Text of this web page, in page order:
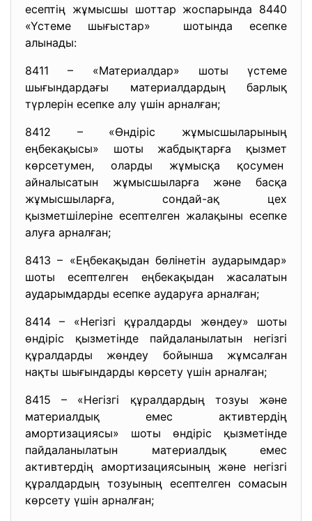
есептің жұмысшы шоттар жоспарында 8440
«Үстеме шығыстар» шотында есепке
алынады:
8411 – «Материалдар» шоты үстеме
шығындардағы материалдардың барлық
түрлерін есепке алу үшін арналған;
8412 – «Өндіріс жұмысшыларының
еңбекақысы» шоты жабдықтарға қызмет
көрсетумен, оларды жұмысқа қосумен
айналысатын жұмысшыларға және басқа
жұмысшыларға, сондай-ақ цех
қызметшілеріне есептелген жалақыны есепке
алуға арналған;
8413 – «Еңбекақыдан бөлінетін аударымдар»
шоты есептелген еңбекақыдан жасалатын
аударымдарды есепке аударуға арналған;
8414 – «Негізгі құралдарды жөндеу» шоты
өндіріс қызметінде пайдаланылатын негізгі
құралдарды жөндеу бойынша жұмсалған
нақты шығындарды көрсету үшін арналған;
8415 – «Негізгі құралдардың тозуы және
материалдық емес активтердің
амортизациясы» шоты өндіріс қызметінде
пайдаланылатын материалдық емес
активтердің амортизациясының және негізгі
құралдардың тозуының есептелген сомасын
көрсету үшін арналған;